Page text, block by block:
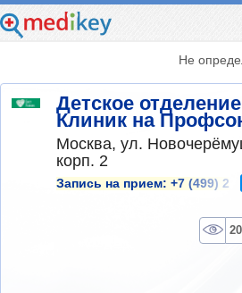
Не
Детское
Клиник на
Москва, ул.
корп. 2
Запись на прием: +7 (499) 2